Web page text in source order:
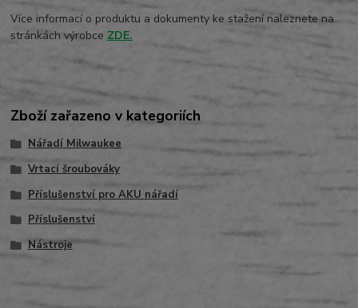
Více informací o produktu a dokumenty ke stažení naleznete na
stránkách výrobce ZDE.
Zboží zařazeno v kategoriích
Nářadí Milwaukee
Vrtací šroubováky
Příslušenství pro AKU nářadí
Příslušenství
Nástroje